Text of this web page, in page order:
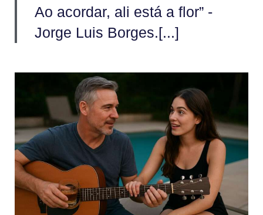
Ao acordar, ali está a flor” -
Jorge Luis Borges.[...]